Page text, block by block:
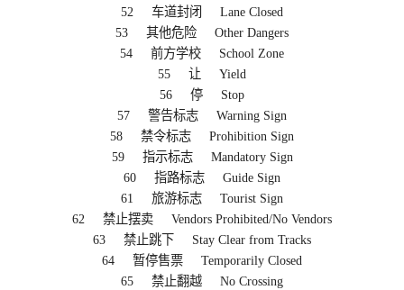
52 车道封闭 Lane Closed
53 其他危险 Other Dangers
54 前方学校 School Zone
55 让 Yield
56 停 Stop
57 警告标志 Warning Sign
58 禁令标志 Prohibition Sign
59 指示标志 Mandatory Sign
60 指路标志 Guide Sign
61 旅游标志 Tourist Sign
62 禁止摆卖 Vendors Prohibited/No Vendors
63 禁止跳下 Stay Clear from Tracks
64 暂停售票 Temporarily Closed
65 禁止翻越 No Crossing